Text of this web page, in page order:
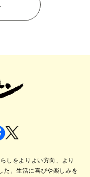
しをよりよい方向、より
た。生活に喜びや楽しみを